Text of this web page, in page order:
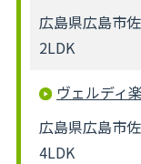
広島県広島市
2LDK
ヴェルディ
広島県広島市
4LDK